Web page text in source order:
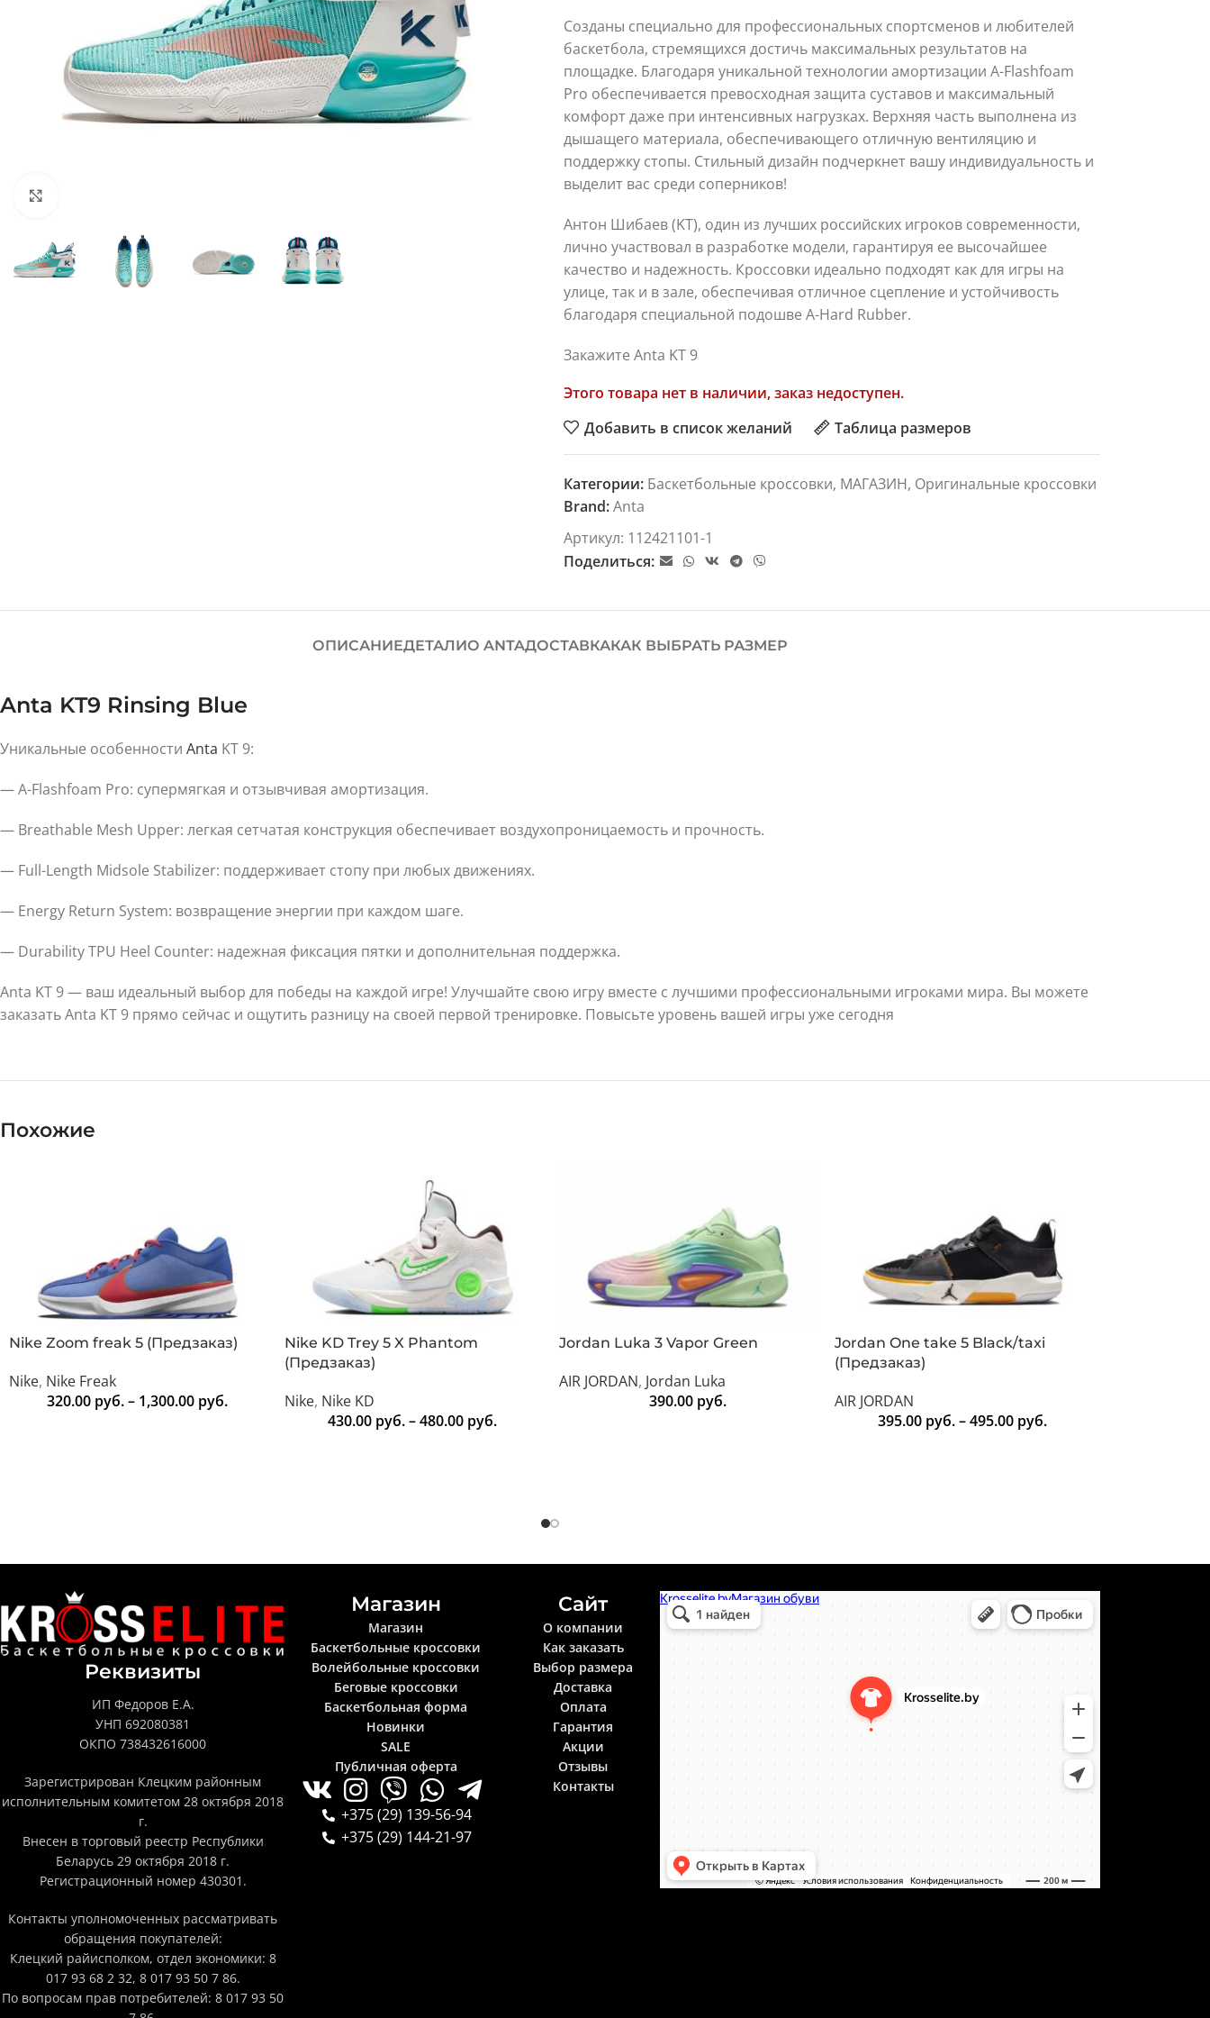
Созданы специально для профессиональных спортсменов и любителей
баскетбола, стремящихся достичь максимальных результатов на
площадке. Благодаря уникальной технологии амортизации A-Flashfoam
Pro обеспечивается превосходная защита суставов и максимальный
комфорт даже при интенсивных нагрузках. Верхняя часть выполнена из
дышащего материала, обеспечивающего отличную вентиляцию и
поддержку стопы. Стильный дизайн подчеркнет вашу индивидуальность и
выделит вас среди соперников!
Антон Шибаев (KT), один из лучших российских игроков современности,
лично участвовал в разработке модели, гарантируя ее высочайшее
качество и надежность. Кроссовки идеально подходят как для игры на
улице, так и в зале, обеспечивая отличное сцепление и устойчивость
благодаря специальной подошве A-Hard Rubber.
Закажите Anta KT 9
Этого товара нет в наличии, заказ недоступен.
Добавить в список желаний
Таблица размеров
Категории: Баскетбольные кроссовки, МАГАЗИН, Оригинальные кроссовки
Brand:Anta
Артикул: 112421101-1
Поделиться:
ОПИСАНИЕДЕТАЛИО ANTAДОСТАВКАКАК ВЫБРАТЬ РАЗМЕР
Anta KT9 Rinsing Blue
Уникальные особенности Anta KT 9:
— A-Flashfoam Pro: супермягкая и отзывчивая амортизация.
— Breathable Mesh Upper: легкая сетчатая конструкция обеспечивает воздухопроницаемость и прочность.
— Full-Length Midsole Stabilizer: поддерживает стопу при любых движениях.
— Energy Return System: возвращение энергии при каждом шаге.
— Durability TPU Heel Counter: надежная фиксация пятки и дополнительная поддержка.
Anta KT 9 — ваш идеальный выбор для победы на каждой игре! Улучшайте свою игру вместе с лучшими профессиональными игроками мира. Вы можете
заказать Anta KT 9 прямо сейчас и ощутить разницу на своей первой тренировке. Повысьте уровень вашей игры уже сегодня
Похожие
Nike Zoom freak 5 (Предзаказ)
Nike, Nike Freak
320.00 руб.– 1,300.00 руб.
Nike KD Trey 5 X Phantom
(Предзаказ)
Nike, Nike KD
430.00 руб.–480.00 руб.
Jordan Luka 3 Vapor Green
AIR JORDAN, Jordan Luka
390.00 руб.
Jordan One take 5 Black/taxi
(Предзаказ)
AIR JORDAN
395.00 руб.–495.00 руб.
Реквизиты
ИП Федоров Е.А.
УНП 692080381
ОКПО 738432616000
Зарегистрирован Клецким районным
исполнительным комитетом 28 октября 2018
г.
Внесен в торговый реестр Республики
Беларусь 29 октября 2018 г.
Регистрационный номер 430301.
Контакты уполномоченных рассматривать
обращения покупателей:
Клецкий райисполком, отдел экономики: 8
017 93 68 2 32, 8 017 93 50 7 86.
По вопросам прав потребителей: 8 017 93 50
Магазин
Магазин
Баскетбольные кроссовки
Волейбольные кроссовки
Беговые кроссовки
Баскетбольная форма
Новинки
SALE
Публичная оферта
+375 (29) 139-56-94
+375 (29) 144-21-97
Сайт
О компании
Как заказать
Выбор размера
Доставка
Оплата
Гарантия
Акции
Отзывы
Контакты
Krosselite.by
Информационный интернет-сайт в Минске